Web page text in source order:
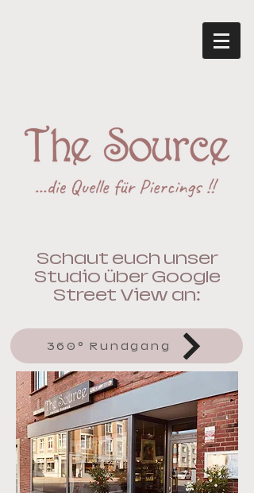
Schaut euch unser
Studio über Google
Street View an:
360° Rundgang